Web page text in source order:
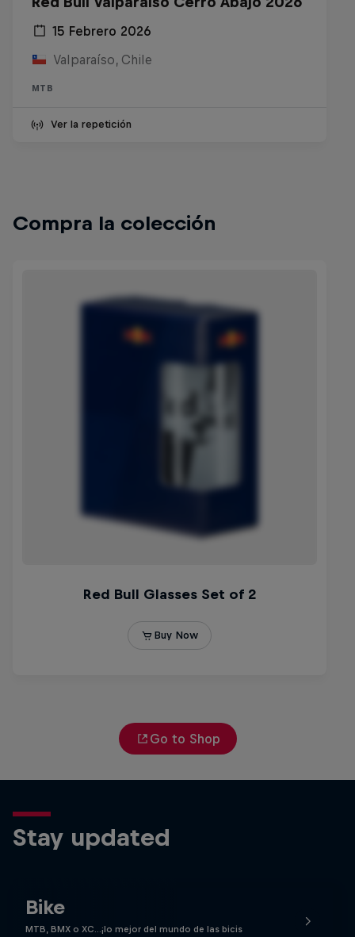
15 Febrero 2026
Valparaíso, Chile
MTB
Ver la repetición
Compra la colección
Go to Shop
Stay updated
Bike
MTB, BMX o XC…¡lo mejor del mundo de las bicis